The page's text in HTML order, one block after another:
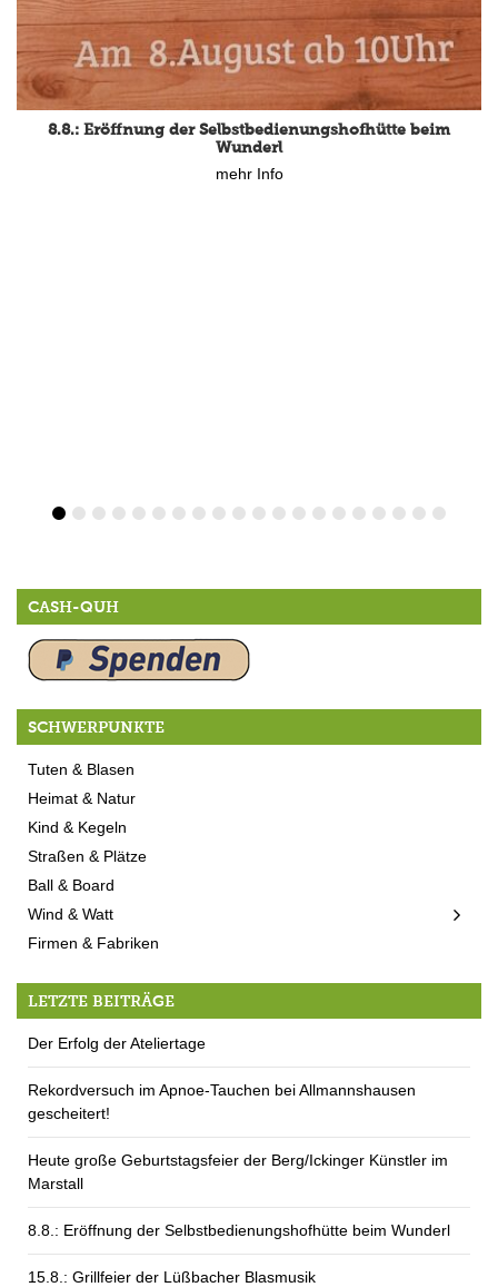
8.8.: Eröffnung der Selbstbedienungshofhütte beim
Wunderl
mehr Info
CASH-QUH
SCHWERPUNKTE
Tuten & Blasen
Heimat & Natur
Kind & Kegeln
Straßen & Plätze
Ball & Board
Wind & Watt
Firmen & Fabriken
LETZTE BEITRÄGE
Der Erfolg der Ateliertage
Rekordversuch im Apnoe-Tauchen bei Allmannshausen
gescheitert!
Heute große Geburtstagsfeier der Berg/Ickinger Künstler im
Marstall
8.8.: Eröffnung der Selbstbedienungshofhütte beim Wunderl
15.8.: Grillfeier der Lüßbacher Blasmusik